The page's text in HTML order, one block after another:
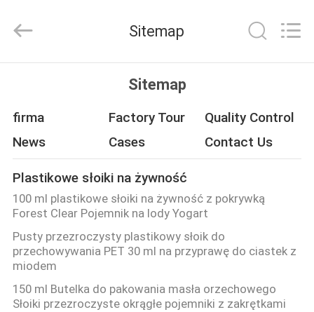
PRODUKTY
O
NAS
WYCIECZKA
PO
FABRYCE
Co.,Ltd..
Developed
Sitemap
Sitemap
firma Factory Tour
Quality Control
News
Cases Contact Us
Plastikowe słoiki na żywność
100 ml plastikowe słoiki na żywność z pokrywką
Forest Clear Pojemnik na lody Yogart
Pusty przezroczysty plastikowy słoik do
przechowywania PET 30 ml na przyprawę do ciastek z
miodem
150 ml Butelka do pakowania masła orzechowego
Słoiki przezroczyste okrągłe pojemniki z zakrętkami